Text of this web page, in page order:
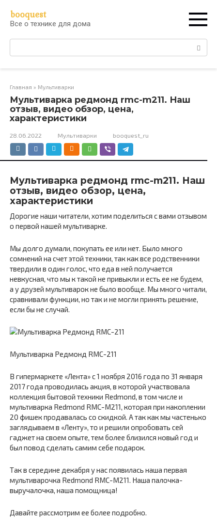
контенту
booquest
Все о технике для дома
Поиск:
Главная » Мультиварки
Мультиварка редмонд rmc-m211. Наш
отзыв, видео обзор, цена,
характеристики
28.06.2022 Мультиварки booquest_ru
Мультиварка редмонд rmc-m211. Наш
отзыв, видео обзор, цена,
характеристики
Дорогие наши читатели, хотим поделиться с вами отзывом
о первой нашей мультиварке.
Мы долго думали, покупать ее или нет. Было много
сомнений на счет этой техники, так как все родственники
твердили в один голос, что еда в ней получается
невкусная, что мы к такой не привыкли и есть ее не будем,
а у друзей мультиварок не было вообще. Мы много читали,
сравнивали функции, но так и не могли принять решение,
если бы не случай.
Мультиварка Редмонд RMC-211
В гипермаркете «Лента» с 1 ноября 2016 года по 31 января
2017 года проводилась акция, в которой участвовала
коллекция бытовой техники Redmond, в том числе и
мультиварка Redmond RMC-M211, которая при накоплении
20 фишек продавалась со скидкой. А так как мы частенько
заглядываем в «Ленту», то и решили опробовать сей
гаджет на своем опыте, тем более близился новый год и
был повод сделать самим себе подарок.
Так в середине декабря у нас появилась наша первая
мультиварочка Redmond RMC-M211. Наша палочка-
выручалочка, наша помощница!
Давайте рассмотрим ее более подробно.